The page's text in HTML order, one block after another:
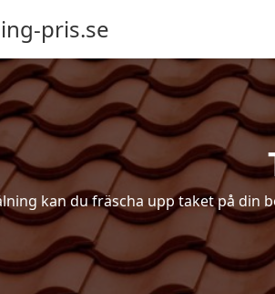
pris.se
kan du fräscha upp taket på din